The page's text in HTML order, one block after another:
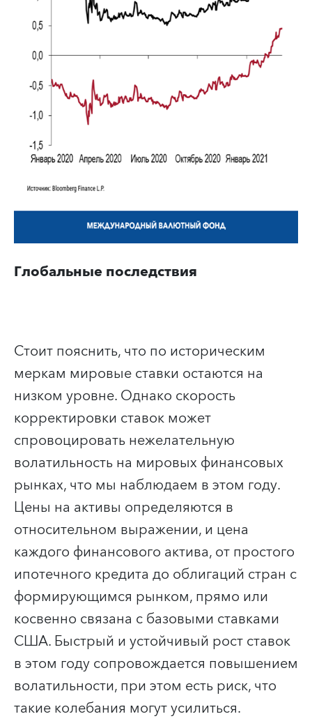
Глобальные последствия
Стоит пояснить, что по историческим
меркам мировые ставки остаются на
низком уровне. Однако скорость
корректировки ставок может
спровоцировать нежелательную
волатильность на мировых финансовых
рынках, что мы наблюдаем в этом году.
Цены на активы определяются в
относительном выражении, и цена
каждого финансового актива, от простого
ипотечного кредита до облигаций стран с
формирующимся рынком, прямо или
косвенно связана с базовыми ставками
США. Быстрый и устойчивый рост ставок
в этом году сопровождается повышением
волатильности, при этом есть риск, что
такие колебания могут усилиться.